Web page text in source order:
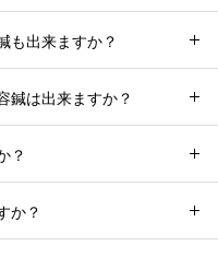
も出来ますか？
鍼は出来ますか？
？
か？